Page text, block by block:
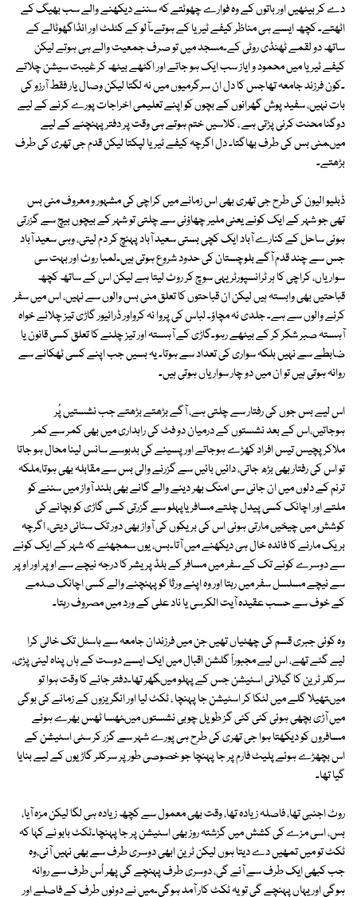
دے کر بیٹھیں اور باتوں کے وہ فوارے چھوٹتے کہ سننے دیکھنے والے سب بھیگ کے
اٹھتے۔ کچھ ایسے ہی مناظر کیفے ٹیریا کے ہوتے۔آلو کے کٹلٹ اور انڈاگھوٹالے کے
ساتھ دو لقمے ٹھنڈی روٹی کے۔مسجد میں تو صرف جمعیت والے ہی ہوتے لیکن
کیفے ٹیریا میں محمود و ایاز سب ایک ہو جاتے اور اکٹھے بیٹھ کر غیبت سیشن چلاتے
۔کون فرزند جامعہ تھاجس کا دل ان سرگرمیوں میں نہ لگتا لیکن وصال یار فقط آرزو کی
بات نہیں، سفید پوش گھرانوں کے بچوں کو اپنے تعلیمی اخراجات پورے کرنے کے لیے
دوگنا محنت کرنی پڑتی ہے ، کلاسیں ختم ہوتے ہی وقت پر دفتر پہنچنے کے لیے
میںمنی بس کی طرف بھاگتا۔ دل اگرچہ کیفے ٹیریا لپکتا لیکن قدم جی تھری کی طرف
بڑھتے۔
ڈبلیو الیون کی طرح جی تھری بھی اس زمانے میں کراچی کی مشہور و معروف منی بس
تھی جو شہر کے ایک کونے یعنی ملیر چھاؤنی سے چلتی تو شہر کے بیچوں بیچ سے گزرتی
ہوئی ساحل کے کنارے آباد ایک کچی بستی سعید آباد پہنچ کر دم لیتی، وہی سعید آباد
جس سے چند قدم آگے بلوچستان کی حدود شروع ہوتی ہیں۔لمبا روٹ اور بہت سی
سواریاں، کراچی کا ہر ٹرانسپورٹر یہی سوچ کر روٹ لیتا ہے لیکن اس کے ساتھ کچھ
قباحتیں بھی وابستہ ہیں لیکن ان قباحتوں کا تعلق منی بس والوں سے نہیں، اس میں سفر
کرنے والوں سے ہے۔ جلدی نہ مچاؤ۔ لباس کی پروا نہ کرواور ڈرائیور گاڑی تیز چلائے خواہ
آہستہ صبر شکر کر کے بیٹھے رہو۔گاڑی کے آہستہ اور تیز چلنے کا تعلق کسی قانون یا
ضابطے سے نہیں بلکہ سواری کی تعداد سے ہوتا۔ یہ بسیں جب اپنے کسی ٹھکانے سے
روانہ ہوتی ہیں تو ان میں دو چار سواریاں ہوتی ہیں۔
اس لیے بس جوں کی رفتار سے چلتی ہے، آگے بڑھتے بڑھتے جب نشستیں پُر
ہوجاتیں،اس کے بعد نشستوں کے درمیان دو فٹ کی راہداری میں بھی کمر سے کمر
ملاکر پچیس تیس افراد کھڑے ہوجاتے اور پسینے کی بدبوسے سانس لینا محال ہو جاتا
تو اس کی رفتار بھی بڑھ جاتی، دائیں بائیں سے گزرنے والی بس سے مقابلہ بھی ہوتا،ملکہ
ترنم کے دلوں میں ان جانی سی امنگ بھر دینے والے گانے بھی بلند آواز میں سننے کو
ملتے اور اچانک کسی پیدل چلتے مسافر یاپہلو سے گزرتی کسی گاڑی کو بچانے کی
کوشش میں چیخیں مارتی ہوئی اس کی بریکوں کی آواز بھی دور تک سنائی دیتی، اگرچہ
بریک مارنے کا فائدہ خال ہی دیکھنے میں آتا۔بس، یوں سمجھئے کہ شہر کے ایک کونے
سے دوسرے کونے تک کے سفر میں مسافر کے بلڈ پریشر کا درجہ نیچے سے اوپر اور اوپر
سے نیچے مسلسل سفر میں رہتا اور وہ اپنے ورثا کو پہنچنے والے کسی اچانک صدمے
کے خوف سے حسب عقیدہ آیت الکرسی یا ناد علی کے ورد میں مصروف رہتا۔
وہ کوئی جبری قسم کی چھٹیاں تھیں جن میں فرزندان جامعہ سے ہاسٹل تک خالی کرا
لیے گئے تھے، اس لیے مجبوراً گلشن اقبال میں ایک ایسے دوست کے ہاں پناہ لینی پڑی،
سرکلر ٹرین کا گیلانی اسٹیشن جس کے پہلو میںگھر تھا۔دفتر جانے کا وقت ہوا تو
میںتھیلا گلے میں لٹکا کر اسٹیشن جا پہنچا ، ٹکٹ لیا اور انگریزوں کے زمانے کی بوگی
میں آڑی بچھی ہوئی کئی کئی گز طویل چوبی نشستوں میںٹھسا ٹھس بھرے ہوئے
مسافروں کو دیکھتا ہوا جی تھری کی طرح ہی پورے شہر سے گزر کر سٹی اسٹیشن کے
اس بچھڑے ہوئے پلیٹ فارم پر جا پہنچا جو خصوصی طور پر سرکلر گاڑیوں کے لیے بنایا
گیا تھا۔
روٹ اجنبی تھا، فاصلہ زیادہ تھا، وقت بھی معمول سے کچھ زیادہ ہی لگا لیکن مزہ آیا،
بس، اسی مزے کی کشش میں گزشتہ روز بھی اسٹیشن پر جا پہنچا۔ٹکٹ بابو نے کہا کہ
ٹکٹ تو میں تمھیں دے دیتا ہوں لیکن ٹرین ابھی دوسری طرف سے بھی نہیں آئی،وہ
جب کبھی ایک طرف سے آئے گی، دوسری طرف پہنچے گی پھر اُس طرف سے روانہ
ہوگی اور یہاں پہنچے گی تو یہ ٹکٹ کار آمد ہوگی۔میں نے دونوں طرف کے فاصلے اور